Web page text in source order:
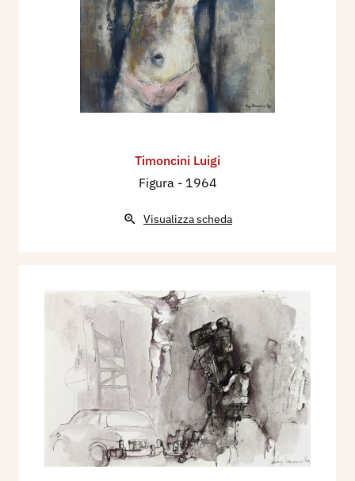
Timoncini Luigi
Figura - 1964
Visualizza scheda